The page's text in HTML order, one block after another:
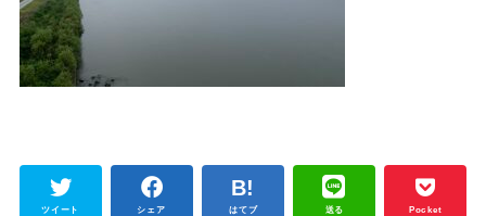
ツイート シェア はてブ 送る Pocket